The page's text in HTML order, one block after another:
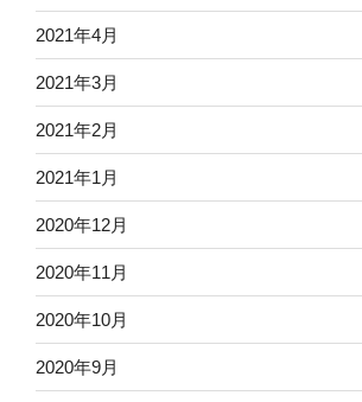
2021年4月
2021年3月
2021年2月
2021年1月
2020年12月
2020年11月
2020年10月
2020年9月